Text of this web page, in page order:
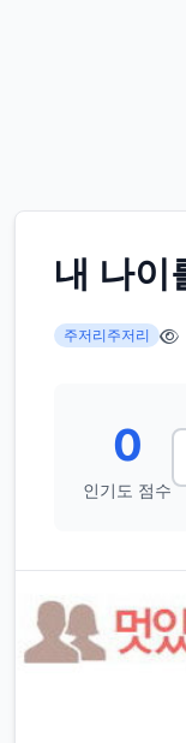
내 나이
주저리주저리
0
인기도 점수